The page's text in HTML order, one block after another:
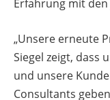
Erfahrung mit
„Unsere erneute
Siegel zeigt, dass
und unsere
Consultants